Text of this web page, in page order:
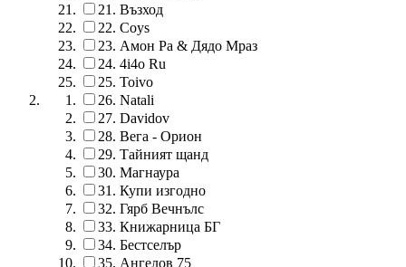
21. Възход
22. Coys
23. Амон Ра & Дядо Мраз
24. 4i4o Ru
25. Toivo
26. Natali
27. Davidov
28. Вега - Орион
29. Тайният щанд
30. Магнаура
31. Купи изгодно
32. Гярб Вечнълс
33. Книжарница БГ
34. Бестселър
35. Ангелов 75